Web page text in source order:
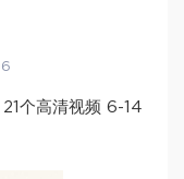
个高清视频 6-14